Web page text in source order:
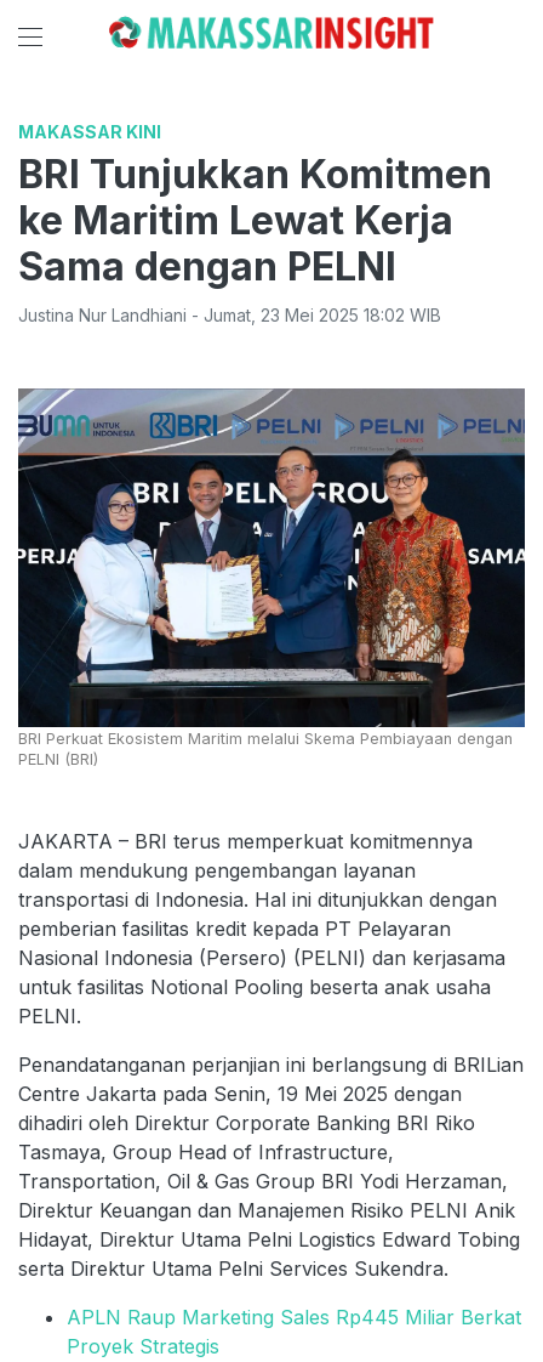
MAKASSAR KINI
BRI Tunjukkan Komitmen
ke Maritim Lewat Kerja
Sama dengan PELNI
Justina Nur Landhiani - Jumat 23 Mei 2025 18:02 WIB
BRI Perkuat Ekosistem Maritim melalui Skema Pembiayaan dengan
PELNI (BRI)
JAKARTA – BRI terus memperkuat komitmennya
dalam mendukung pengembangan layanan
transportasi di Indonesia. Hal ini ditunjukkan dengan
pemberian fasilitas kredit kepada PT Pelayaran
Nasional Indonesia (Persero) (PELNI) dan kerjasama
untuk fasilitas Notional Pooling beserta anak usaha
PELNI.
Penandatanganan perjanjian ini berlangsung di BRILian
Centre Jakarta pada Senin, 19 Mei 2025 dengan
dihadiri oleh Direktur Corporate Banking BRI Riko
Tasmaya, Group Head of Infrastructure,
Transportation, Oil & Gas Group BRI Yodi Herzaman,
Direktur Keuangan dan Manajemen Risiko PELNI Anik
Hidayat, Direktur Utama Pelni Logistics Edward Tobing
serta Direktur Utama Pelni Services Sukendra.
APLN Raup Marketing Sales Rp445 Miliar Berkat
Proyek Strategis